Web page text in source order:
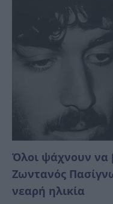
Όλοι ψάχνουν να
Ζωντανός
νεαρή ηλικία